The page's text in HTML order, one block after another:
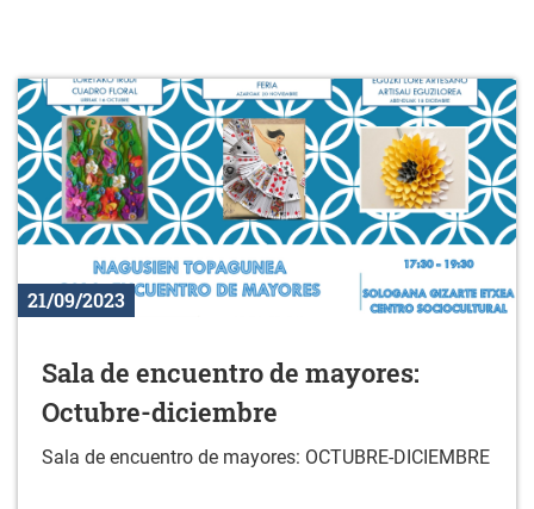
21/09/2023
Sala de encuentro de mayores:
Octubre-diciembre
Sala de encuentro de mayores: OCTUBRE-DICIEMBRE